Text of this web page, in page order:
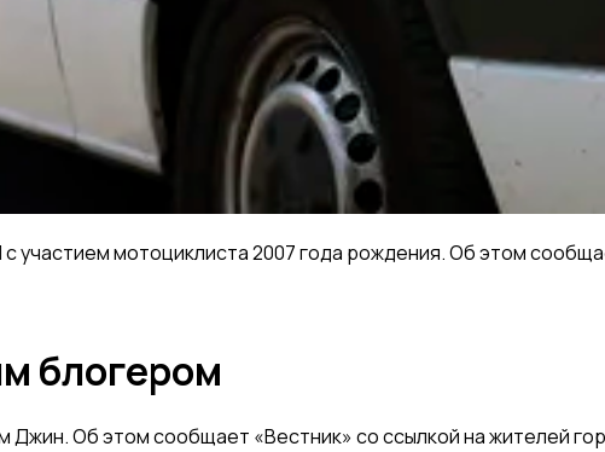
мотоциклиста 2007 года рождения. Об этом
блогером
Об этом сообщает «Вестник» со ссылкой на жителей